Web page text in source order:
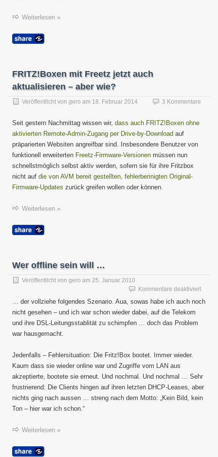
Weiterlesen »
FRITZ!Boxen mit Freetz jetzt auch
aktualisieren – aber wie?
Veröffentlicht von gero am 18. Februar 2014 3 Kommentare
Seit gestern Nachmittag wissen wir, dass auch FRITZ!Boxen ohne
aktivierten Remote-Admin-Zugang per Drive-by-Download auf
präparierten Websiten angreifbar sind. Insbesondere Benutzer von
funktionell erweiterten Freetz-Firmware-Versionen müssen nun
schnellstmöglich selbst aktiv werden, sofern sie für ihre Fritzbox
nicht auf die von AVM bereit gestellten, fehlerberinigten Original-
Firmware-Updates zurück greifen wollen oder können.
Weiterlesen »
Wer offline sein will …
Veröffentlicht von gero am 25. Januar 2010
Kommentare deaktiviertfür
Wer
… der vollziehe folgendes Szenario. Aua, sowas habe ich auch noch
nicht gesehen – und ich war schon wieder dabei, auf die Telekom
und ihre DSL-Leitungsstablität zu schimpfen … doch das Problem
war hausgemacht.
Jedenfalls – Fehlersituation: Die Fritz!Box bootet. Immer wieder.
Kaum dass sie wieder online war und Zugriffe vom LAN aus
akzeptierte, bootete sie erneut. Und nochmal. Und nochmal … Sehr
frustrierend: Die Clients hingen auf ihren letzten DHCP-Leases, aber
nichts ging nach aussen … streng nach dem Motto: „Kein Bild, kein
Ton – hier war ich schon.“
Weiterlesen »